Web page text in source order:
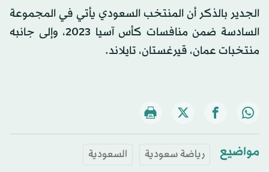
الجدير بالذكر أن المنتخب السعودي يأتي في المجموعة
السادسة ضمن منافسات كأس آسيا 2023، وإلى جانبه
منتخبات عمان، قيرغستان، تايلاند.
مواضيع رياضة سعودية السعودية